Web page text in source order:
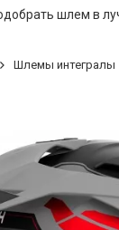
шлем в
Шлемы интегралы